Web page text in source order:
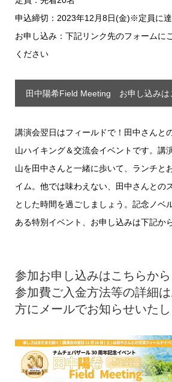
申込締切：2023年12月8日(金)※定員に
お申し込み：下記リンク先のフォームに
ください
田中陽希Field Meeting お申し込みは
講演会翌日はフィールドで！田中さんと
山ハイキング＆交流会イベントです。講
山を田中さんと一緒に歩いて、ランチと
イム。他では味わえない、田中さんとの
とした時間を過ごしましょう。記念ノベ
ある特別イベント、お申し込みは下記か
参加お申し込みはこちらか
参加費ご入金方法等の詳細
方にメールでお知らせいたし